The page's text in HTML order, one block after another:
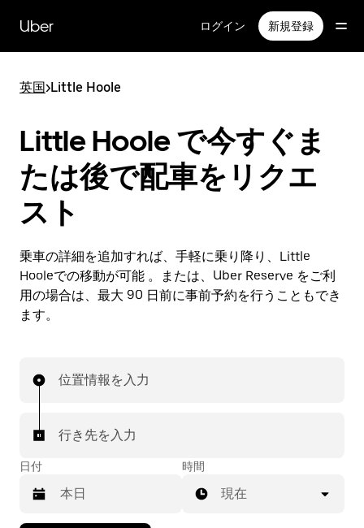
Uber ログイン 新規登録
英国>Little Hoole
Little Hoole で今すぐま
たは後で配車をリクエ
スト
乗車の詳細を追加すれば、手軽に乗り降り、Little
Hooleでの移動が可能 。または、Uber Reserve をご利
用の場合は、最大 90 日前に事前予約を行うこともでき
ます。
位置情報を入力
行き先を入力
日付 時間
現在